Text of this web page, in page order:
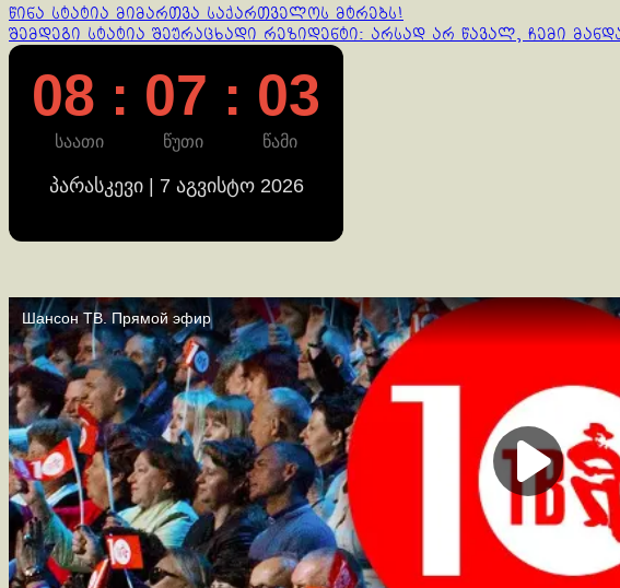
Continue
Reading
წინა სტატია მიმართვა საქართველოს მტრებს!
შემდეგი სტატია შეურაცხადი რეზიდენტი: არსად არ წავალ, ჩემი
08 : 07 : 03
საათი წუთი წამი
პარასკევი | 7 აგვისტო 2026